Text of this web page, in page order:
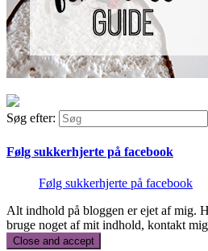
Søg efter:
Følg sukkerhjerte på facebook
Følg sukkerhjerte på facebook
Alt indhold på bloggen er ejet af mig.
bruge noget af mit indhold, kontakt